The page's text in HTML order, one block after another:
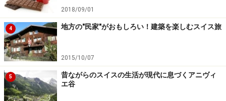
い。
※海外を訪れる際には最新情報の入手に努め、「
ホームページ」を確認するなど、安全確保に十分注意を払ってく
ださい。
2018/09/01
4 地方の"民家"がおもしろい！建築を楽しむスイス旅
2015/10/07
5
昔ながらのスイスの生活が現代に息づくアニヴィ
エ谷